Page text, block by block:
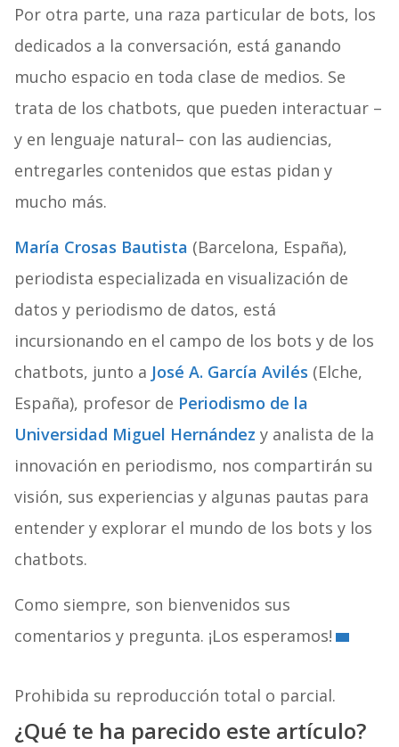
Por otra parte, una raza particular de bots, los
dedicados a la conversación, está ganando
mucho espacio en toda clase de medios. Se
trata de los chatbots, que pueden interactuar –
y en lenguaje natural– con las audiencias,
entregarles contenidos que estas pidan y
mucho más.
María Crosas Bautista (Barcelona, España),
periodista especializada en visualización de
datos y periodismo de datos, está
incursionando en el campo de los bots y de los
chatbots, junto a José A. García Avilés (Elche,
España), profesor de Periodismo de la
Universidad Miguel Hernández y analista de la
innovación en periodismo, nos compartirán su
visión, sus experiencias y algunas pautas para
entender y explorar el mundo de los bots y los
chatbots.
Como siempre, son bienvenidos sus
comentarios y pregunta. ¡Los esperamos!
Prohibida su reproducción total o parcial.
¿Qué te ha parecido este artículo?